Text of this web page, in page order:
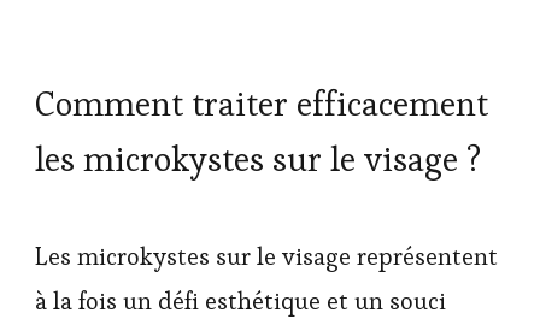
Comment traiter efficacement
les microkystes sur le visage ?
Les microkystes sur le visage représentent
à la fois un défi esthétique et un souci